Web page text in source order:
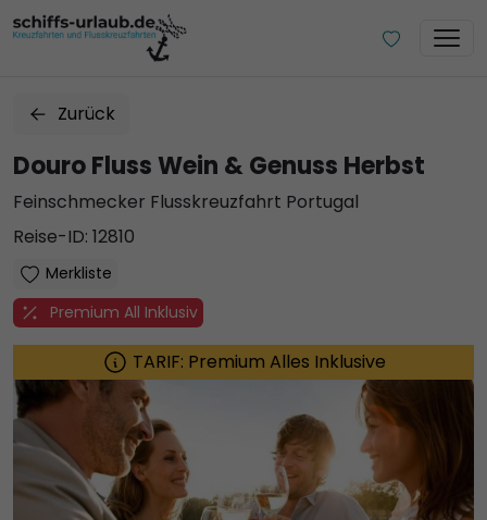
Zurück
Douro Fluss Wein & Genuss Herbst
Feinschmecker Flusskreuzfahrt Portugal
Reise-ID: 12810
Merkliste
Premium All Inklusiv
TARIF: Premium Alles Inklusive